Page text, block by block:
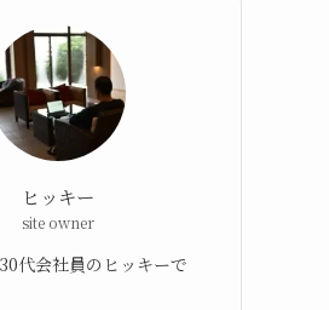
ヒッキー
site owner
代会社員のヒッキーで